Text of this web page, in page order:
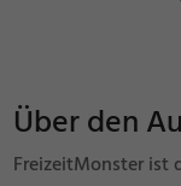
Über den
FreizeitMonster ist